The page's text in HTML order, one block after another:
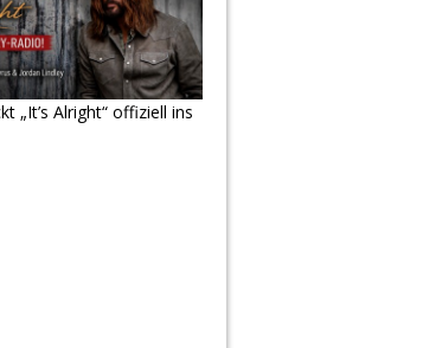
„It’s Alright“ offiziell ins